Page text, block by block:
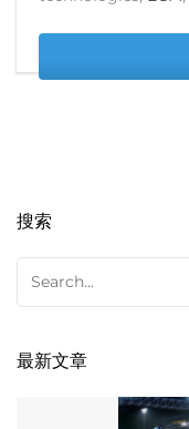
搜索
最新文章